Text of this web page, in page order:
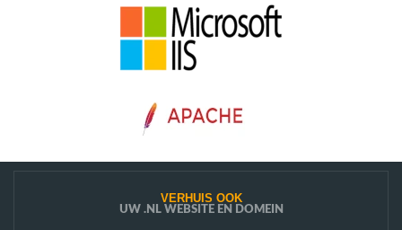
VERHUIS OOK
UW .NL WEBSITE EN DOMEIN